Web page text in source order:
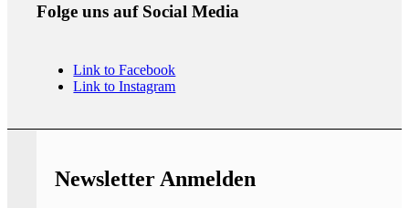
Folge uns auf Social Media
Link to Facebook
Link to Instagram
Newsletter Anmelden